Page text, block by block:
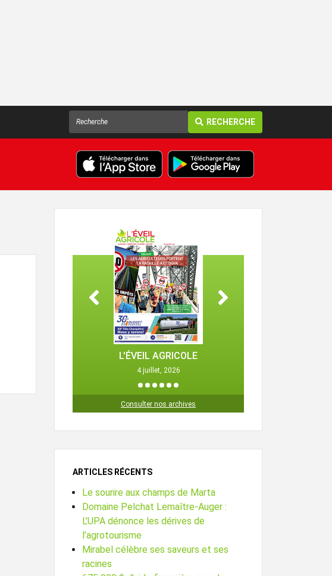
RECHERCHE
L'ÉVEIL AGRICOLE
4 juillet, 2026
1 2 3 4 5
Consulter nos archives
ARTICLES RÉCENTS
Le sourire aux champs de Marta
Domaine Pelchat Lemaître-Auger :
L’UPA dénonce les dérives de
l’agrotourisme
Mirabel célèbre ses saveurs et ses
racines